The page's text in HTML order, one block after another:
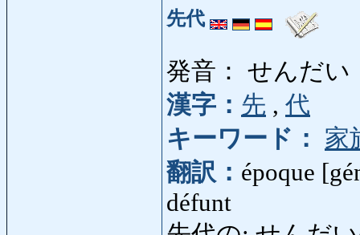
先代
発音： せんだい
漢字： 先 , 代
キーワード：
家
翻訳： époque
défunt